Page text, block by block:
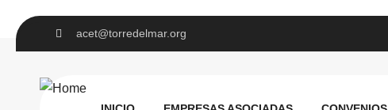
acet@torredelmar.org